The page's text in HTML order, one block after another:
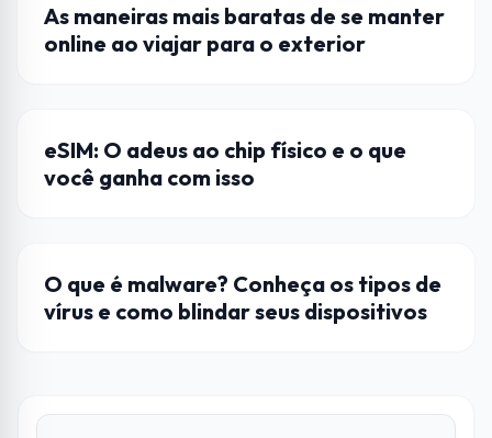
CURIOSIDADES
As maneiras mais baratas de se manter
online ao viajar para o exterior
CELULAR
eSIM: O adeus ao chip físico e o que
você ganha com isso
CELULAR
O que é malware? Conheça os tipos de
vírus e como blindar seus dispositivos